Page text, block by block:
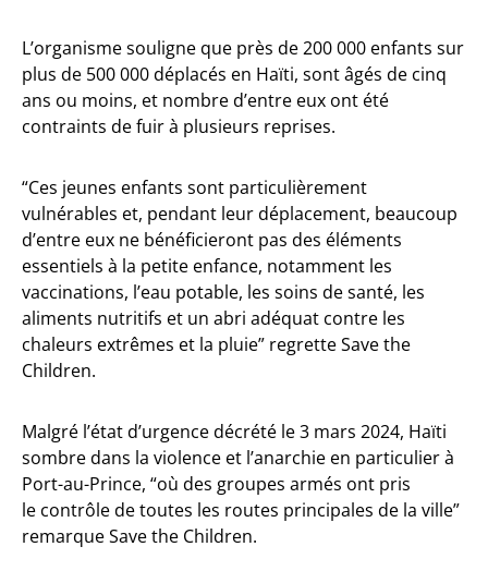
L’organisme souligne que près de 200 000 enfants sur
plus de 500 000 déplacés en Haïti, sont âgés de cinq
ans ou moins, et nombre d’entre eux ont été
contraints de fuir à plusieurs reprises.
“Ces jeunes enfants sont particulièrement
vulnérables et, pendant leur déplacement, beaucoup
d’entre eux ne bénéficieront pas des éléments
essentiels à la petite enfance, notamment les
vaccinations, l’eau potable, les soins de santé, les
aliments nutritifs et un abri adéquat contre les
chaleurs extrêmes et la pluie” regrette Save the
Children.
Malgré l’état d’urgence décrété le 3 mars 2024, Haïti
sombre dans la violence et l’anarchie en particulier à
Port-au-Prince, “où des groupes armés ont pris
le contrôle de toutes les routes principales de la ville”
remarque Save the Children.